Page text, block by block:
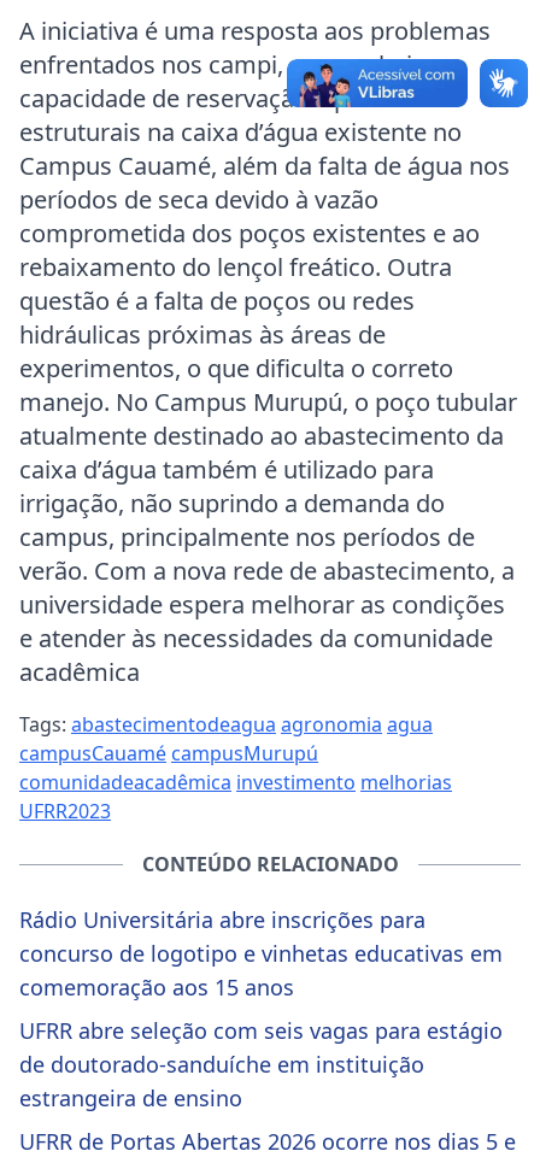
A iniciativa é uma resposta aos problemas
enfrentados nos campi, como a baixa
capacidade de reservação e problemas
estruturais na caixa d’água existente no
Campus Cauamé, além da falta de água nos
períodos de seca devido à vazão
comprometida dos poços existentes e ao
rebaixamento do lençol freático. Outra
questão é a falta de poços ou redes
hidráulicas próximas às áreas de
experimentos, o que dificulta o correto
manejo. No Campus Murupú, o poço tubular
atualmente destinado ao abastecimento da
caixa d’água também é utilizado para
irrigação, não suprindo a demanda do
campus, principalmente nos períodos de
verão. Com a nova rede de abastecimento, a
universidade espera melhorar as condições
e atender às necessidades da comunidade
acadêmica
Tags: abastecimentodeagua agronomia agua
campusCauamé campusMurupú
comunidadeacadêmica investimento melhorias
UFRR2023
CONTEÚDO RELACIONADO
Rádio Universitária abre inscrições para
concurso de logotipo e vinhetas educativas em
comemoração aos 15 anos
UFRR abre seleção com seis vagas para estágio
de doutorado-sanduíche em instituição
estrangeira de ensino
UFRR de Portas Abertas 2026 ocorre nos dias 5 e